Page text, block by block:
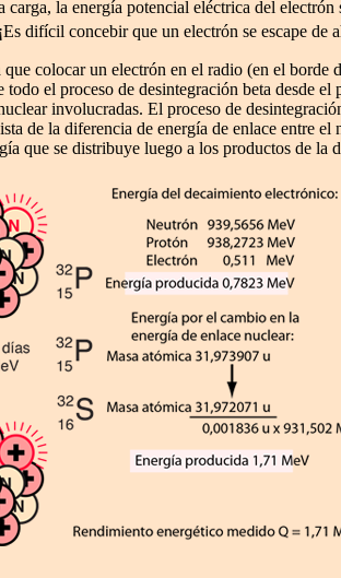
carga, la energía potencial eléctrica del
difícil concebir que un electrón se escape de
que colocar un electrón en el radio (en el borde
todo el proceso de desintegración beta desde el
involucradas. El proceso de
de la diferencia de energía de enlace entre
que se distribuye luego a los productos de la